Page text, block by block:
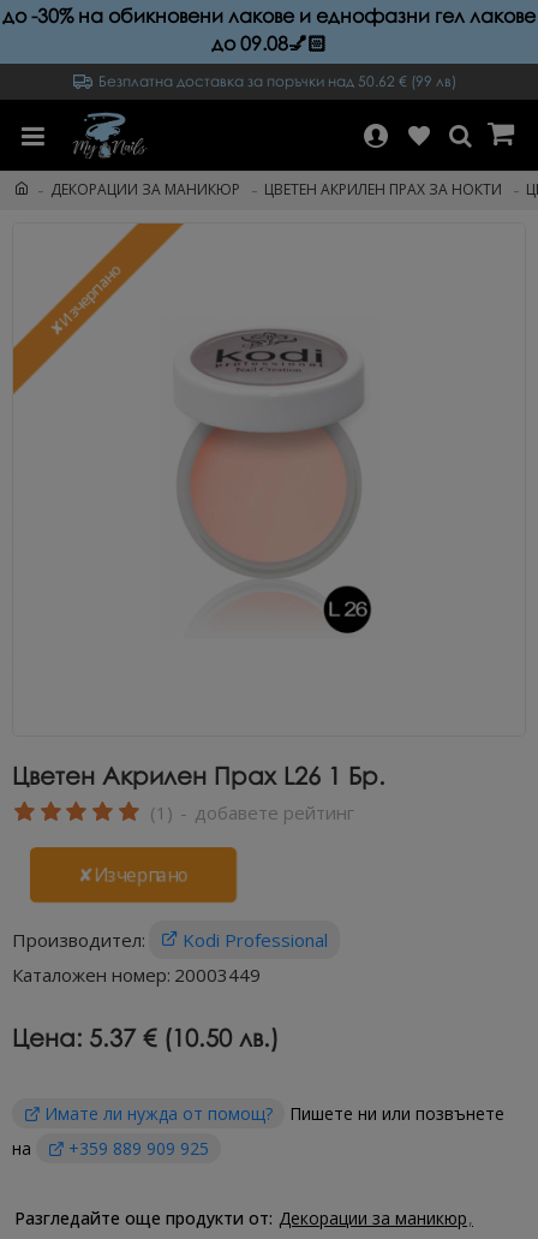
до -30% на обикновени лакове и еднофазни гел лакове
до 09.08💅🏻
Безплатна доставка за поръчки над 50.62 € (99 лв)
ДЕКОРАЦИИ ЗА МАНИКЮР ЦВЕТЕН АКРИЛЕН ПРАХ ЗА НОКТИ
✘Изчерпано
Цветен Акрилен Прах L26 1 Бр.
✘Изчерпано
Производител:
Kodi Professional
Каталожен номер: 20003449
(1) - добавете рейтинг
Цена: 5.37 € (10.50 лв.)
Имате ли нужда от помощ?
Пишете ни или позвънете
на
+359 889 909 925
Разгледайте още продукти от: Декорации за маникюр